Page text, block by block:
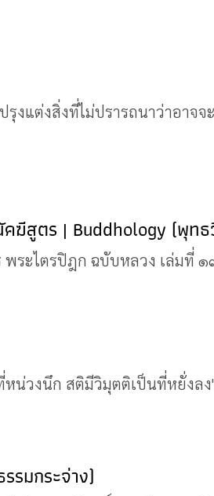
งแต่งสิ่งที่ไม่ปรารถนาว่าอาจ
ฆีสูตร | Buddhology (พุท
พระไตรปิฎก ฉบับหลวง เล่มที่
หน่วงนึก สติมีวิมุตติเป็นที่หยั่งลง
รมกระจ่าง)